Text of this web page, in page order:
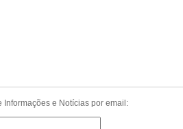
Informações e Notícias por email: